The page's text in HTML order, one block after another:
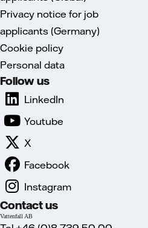
Privacy notice for job
applicants (Germany)
Cookie policy
Personal data
Follow us
LinkedIn
Youtube
X
Facebook
Instagram
Contact us
Vattenfall AB